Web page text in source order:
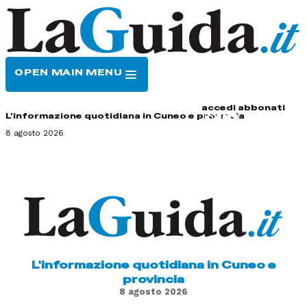
OPEN MAIN MENU
accedi abbonati
L'informazione quotidiana in Cuneo e provincia
8 agosto 2026
L'informazione quotidiana in Cuneo e
provincia
8 agosto 2026